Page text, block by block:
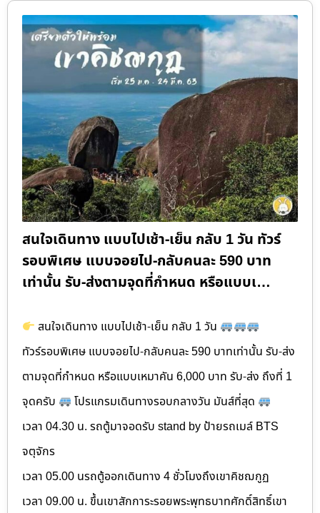
สนใจเดินทาง แบบไปเช้า-เย็น กลับ 1 วัน ทัวร์
รอบพิเศษ แบบจอยไป-กลับคนละ 590 บาท
เท่านั้น รับ-ส่งตามจุดที่กำหนด หรือแบบเ…
สนใจเดินทาง แบบไปเช้า-เย็น กลับ 1 วัน
ทัวร์รอบพิเศษ แบบจอยไป-กลับคนละ 590 บาทเท่านั้น รับ-ส่ง
ตามจุดที่กำหนด หรือแบบเหมาคัน 6,000 บาท รับ-ส่ง ถึงที่ 1
จุดครับ
โปรแกรมเดินทางรอบกลางวัน มันส์ที่สุด
เวลา 04.30 น. รถตู้มาจอดรับ stand by ป้ายรถเมล์ BTS
จตุจักร
เวลา 05.00 นรถตู้ออกเดินทาง 4 ชั่วโมงถึงเขาคิชฌกูฏ
เวลา 09.00 น. ขึ้นเขาสักการะรอยพระพุทธบาทศักดิ์สิทธิ์เขา